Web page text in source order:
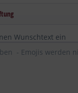
Wunschtext ein